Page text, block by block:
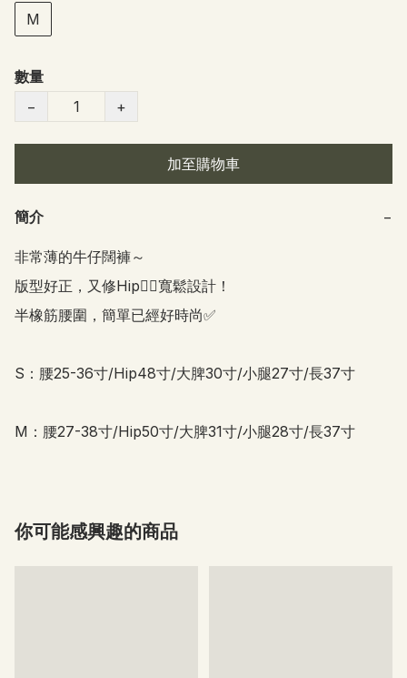
M
數量
−
+
加至購物車
簡介 −
非常薄的牛仔闊褲～
版型好正，又修Hip👍🏻寬鬆設計！
半橡筋腰圍，簡單已經好時尚✅
S：腰25-36寸/Hip48寸/大脾30寸/小腿27寸/長37寸
M：腰27-38寸/Hip50寸/大脾31寸/小腿28寸/長37寸
你可能感興趣的商品